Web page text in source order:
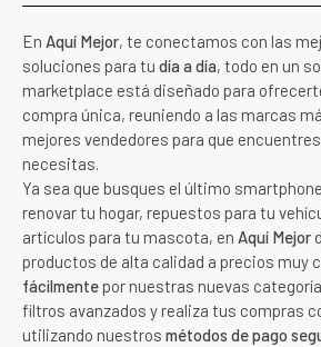
En Aquí Mejor, te conectamos con las
soluciones para tu día a día, todo en un
marketplace está diseñado para
compra única, reuniendo a las marcas
mejores vendedores para que
necesitas.
Ya sea que busques el último
renovar tu hogar, repuestos para tu
artículos para tu mascota, en Aquí Mejor
productos de alta calidad a precios muy
fácilmente por nuestras nuevas
filtros avanzados y realiza tus compras
utilizando nuestros métodos de pago